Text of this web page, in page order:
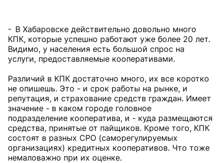
- В Хабаровске действительно довольно много
КПК, которые успешно работают уже более 20 лет.
Видимо, у населения есть большой спрос на
услуги, предоставляемые кооперативами.
Различий в КПК достаточно много, их все коротко
не опишешь. Это - и срок работы на рынке, и
репутация, и страхование средств граждан. Имеет
значение - в каком городе головное
подразделение кооператива, и - куда размещаются
средства, принятые от пайщиков. Кроме того, КПК
состоят в разных СРО (саморегулируемых
организациях) кредитных кооперативов. Что тоже
немаловажно при их оценке.